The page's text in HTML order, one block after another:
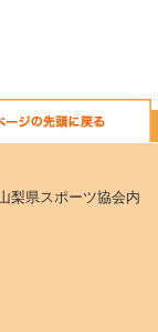
梨県スポーツ協会内